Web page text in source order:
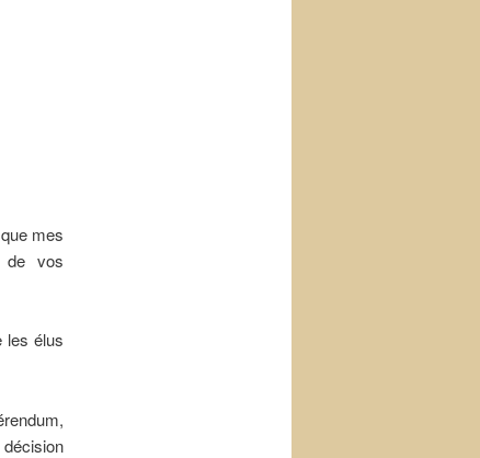
mes
de vos
les élus